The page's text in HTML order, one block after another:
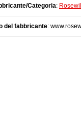
Categoria: Rosewill
del fabbricante: